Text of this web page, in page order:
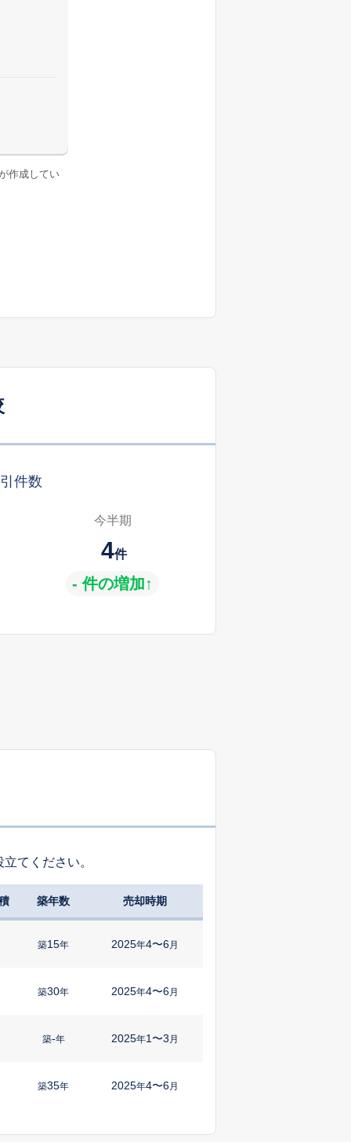
作成してい
件数
今半期
4件
- 件の増加↑
てください。
築年数 売却時期
築15年 2025年4〜6月
築30年 2025年4〜6月
築-年 2025年1〜3 月
築35年 2025年4〜6月